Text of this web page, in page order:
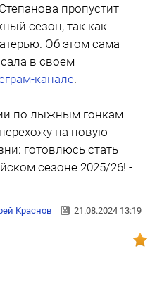
пропустит
сезон, так как
Об этом сама
в своем
канале.
по лыжным гонкам
на новую
готовлюсь стать
сезоне 2025/26! -
Краснов 21.08.2024 13:19